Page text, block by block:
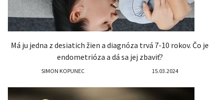
Má ju jedna z desiatich žien a diagnóza trvá 7-10 rokov. Čo je
endometrióza a dá sa jej zbaviť?
SIMON KOPUNEC 15.03.2024